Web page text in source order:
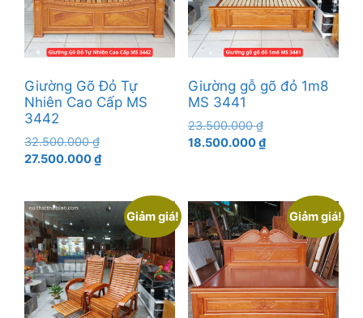
Giường Gõ Đỏ Tự
Nhiên Cao Cấp MS
3442
32.500.000₫Giá
gốc
32.500.000 ₫.
27.500.000₫Giá
là:
27.500.000 ₫.
Giường gỗ gõ đỏ 1m8
MS 3441
23.500.000₫Giá
gốc
18.500.000₫Giá
18.500.000 ₫.
Giảm giá! Giảm giá!